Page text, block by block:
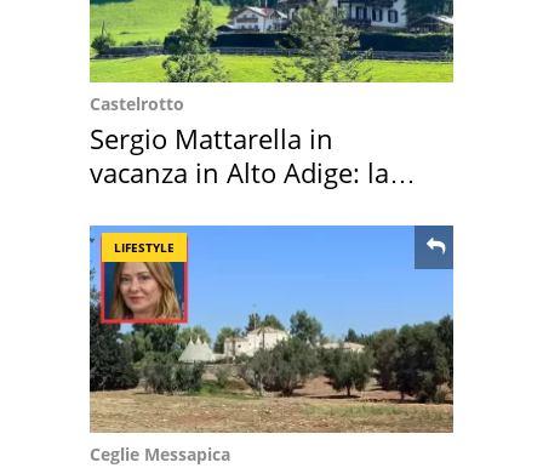
Castelrotto
Sergio Mattarella in
vacanza in Alto Adige: la
LIFESTYLE
Ceglie Messapica